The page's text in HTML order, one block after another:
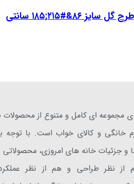
تشک مهمان شایسته طرح گل سایز ۸۶&#۲۱۵;۱۸۵ سانتی
ی مجموعه ای کامل و متنوع از محصولات
خانگی و کالای خواب است. با توجه
و جزئیات خانه های امروزی، محصولاتی
از نظر طراحی و هم از نظر